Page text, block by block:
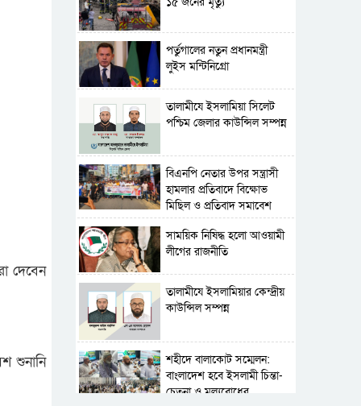
দেবেন
শুনানি
পর্তুগালের নতুন প্রধানমন্ত্রী
লুইস মন্টিনিগ্রো
‎তালামীযে ইসলামিয়া সিলেট
পশ্চিম জেলার কাউন্সিল সম্পন্ন
বিএনপি নেতার উপর সন্ত্রাসী
হামলার প্রতিবাদে বিক্ষোভ
মিছিল ও প্রতিবাদ সমাবেশ
সাময়িক নিষিদ্ধ হলো আওয়ামী
লীগের রাজনীতি
‎তালামীযে ইসলামিয়ার কেন্দ্রীয়
কাউন্সিল সম্পন্ন
শহীদে বালাকোট সম্মেলন:
বাংলাদেশ হবে ইসলামী চিন্তা-
চেতনা ও মূল্যবোধের